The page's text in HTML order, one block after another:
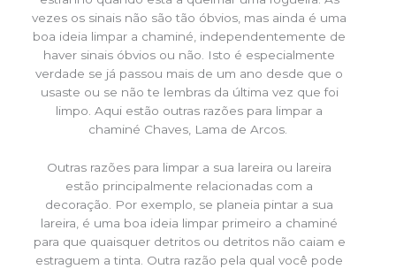
vezes os sinais não são tão óbvios, mas ainda é uma
boa ideia limpar a chaminé, independentemente de
haver sinais óbvios ou não. Isto é especialmente
verdade se já passou mais de um ano desde que o
usaste ou se não te lembras da última vez que foi
limpo. Aqui estão outras razões para limpar a
chaminé Chaves, Lama de Arcos.
Outras razões para limpar a sua lareira ou lareira
estão principalmente relacionadas com a
decoração. Por exemplo, se planeia pintar a sua
lareira, é uma boa ideia limpar primeiro a chaminé
para que quaisquer detritos ou detritos não caiam e
estraguem a tinta. Outra razão pela qual você pode